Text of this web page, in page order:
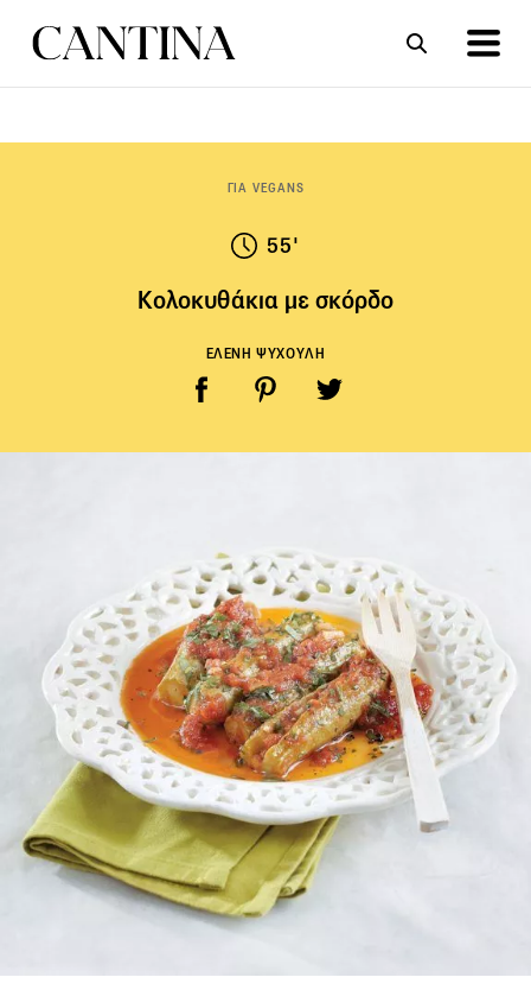
ΓΙΑ VEGANS
55'
Κολοκυθάκια με σκόρδο
ΕΛΕΝΗ ΨΥΧΟΥΛΗ